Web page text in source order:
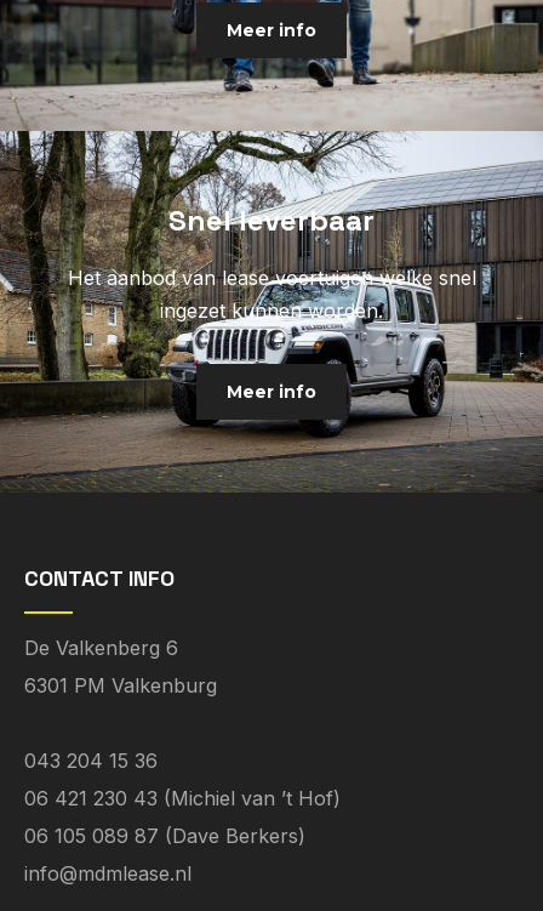
Meer info
Snel leverbaar
Het aanbod van lease voertuigen welke snel
ingezet kunnen worden.
Meer info
CONTACT INFO
De Valkenberg 6
6301 PM Valkenburg
043 204 15 36
06 421 230 43 (Michiel van ’t Hof)
06 105 089 87 (Dave Berkers)
info@mdmlease.nl